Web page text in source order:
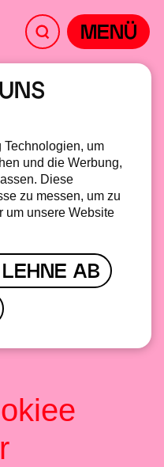
um
und die Werbung,
Diese
zu messen, um zu
um unsere Website
LEHNE AB
MENÜ